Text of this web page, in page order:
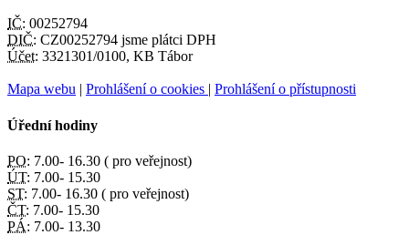
IČ: 00252794
DIČ: CZ00252794 jsme plátci DPH
Účet: 3321301/0100, KB Tábor
Mapa webu | Prohlášení o cookies | Prohlášení o přístupnosti
Úřední hodiny
PO: 7.00- 16.30 ( pro veřejnost)
ÚT: 7.00- 15.30
ST: 7.00- 16.30 ( pro veřejnost)
ČT: 7.00- 15.30
PÁ: 7.00- 13.30